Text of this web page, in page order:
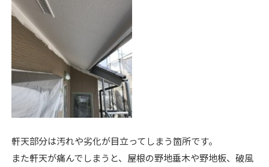
軒天部分は汚れや劣化が目立ってしまう箇所です。
また軒天が痛んでしまうと、屋根の野地垂木や野地板、破風